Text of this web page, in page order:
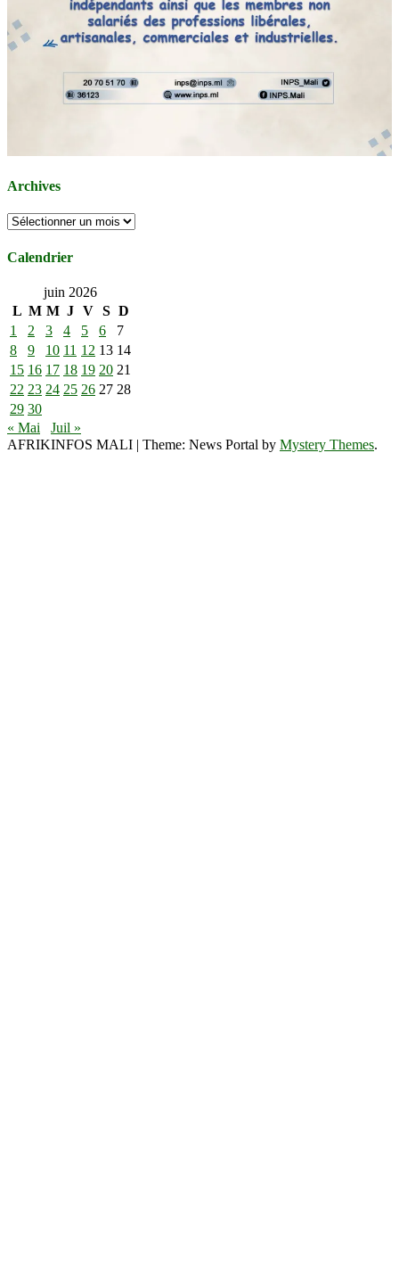
Archives
Archives
Calendrier
juin 2026
L M M J V S D
1
2 3 4 5 6
7
8
9 10 11 12 13 14
15 16 17 18 19 20 21
22 23 24 25 26 27 28
29 30
« Mai
Juil »
AFRIKINFOS MALI | Theme: News Portal by Mystery Themes.